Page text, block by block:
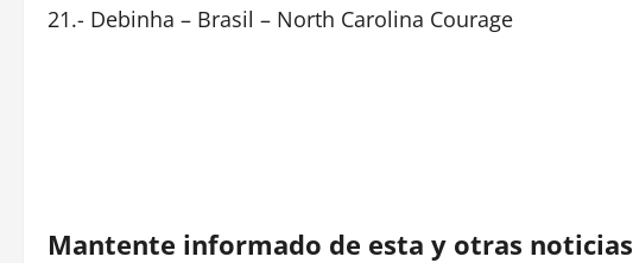
21.- Debinha – Brasil – North Carolina Courage
Mantente informado de esta y otras noticias